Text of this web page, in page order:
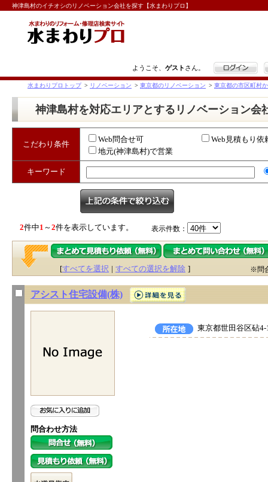
神津島村のイチオシのリノベーション会社を探す【水まわりプロ】
ようこそ、 ゲスト さん。 ログイン
水まわりプロトップ > リノベーション > 東京都のリノベーション > 東京都の市区町村
神津島村を対応エリアとするリノベーション会
こだわり条件
Web問合せ可
Web見積もり依
地元(神津島村)で営業
キーワード
2件中1 ～2件を表示しています。 表示件数：
[すべてを選択 | すべての選択を解除 ] ※問
アシスト住宅設備(株)
問合わせ方法
東京都世田谷区砧